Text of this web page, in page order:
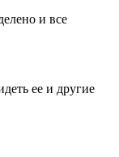
и все
ее и другие